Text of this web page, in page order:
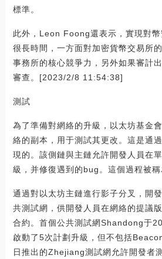
標準。
此外，Leon Foong還表示，實現對
很長時間，一方面對加密貨幣交易所
事務所的核心競爭力，另外如果審計
審查。[2023/2/8 11:54:38]
測試
為了準備對網絡的升級，以太坊基金
絡的副本，用于測試其更改。這是通
現的。該側鏈與主鏈允許開發人員在
級，并修復遇到的bug。這個過程被稱
通過對以太坊主鏈進行影子分叉，開
共測試網，供開發人員在網絡的提議
合約。首個公共測試網Shandong于
啟動了5次計劃升級，但不包括
日推出的Zhejiang測試網允許開發者